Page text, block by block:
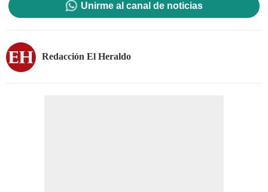
Unirme al canal de noticias
Redacción El Heraldo